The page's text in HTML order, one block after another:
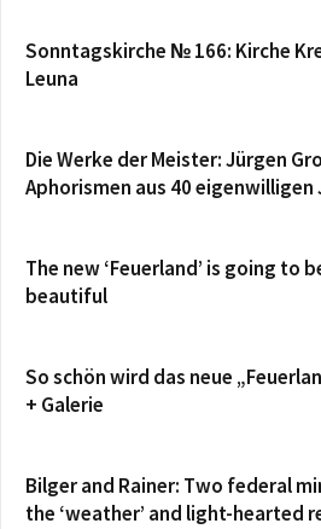
Sonntagskirche № 166: Kirche
Leuna
Die Werke der Meister: Jürgen
Aphorismen aus 40 eigenwilligen
The new ‘Feuerland’ is going to
beautiful
So schön wird das neue
+ Galerie
Bilger and Rainer: Two federal
the ‘weather’ and light-hearted